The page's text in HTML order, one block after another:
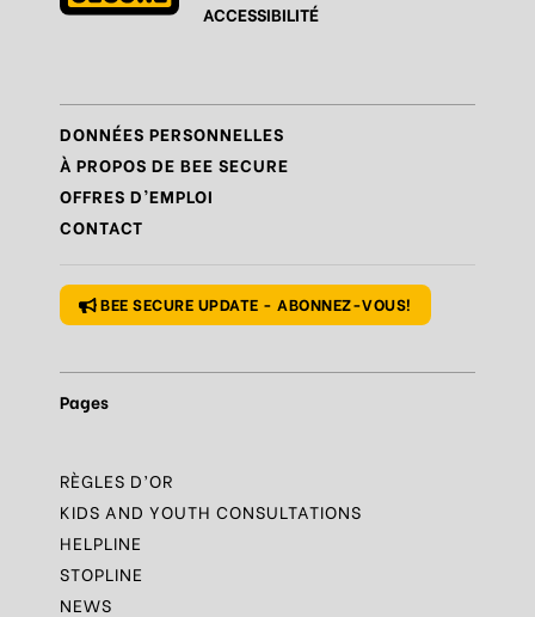
RègleN°5 – Se protéger du piratage
RègleN°7 – Réagir et signaler
Règle N°8 – Protéger sa vie privée
RègleN°9 – Savoir s’accorder une pause
ACCESSIBILITÉ
DONNÉES PERSONNELLES
À PROPOS DE BEE SECURE
OFFRES D’EMPLOI
CONTACT
BEE SECURE UPDATE - ABONNEZ-VOUS!
Pages
RÈGLES D’OR
KIDS AND YOUTH CONSULTATIONS
HELPLINE
STOPLINE
NEWS